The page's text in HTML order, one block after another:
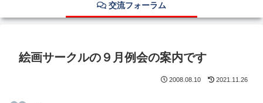
交流フォーラム
絵画サークルの９月例会の案内です
2008.08.10 2021.11.26